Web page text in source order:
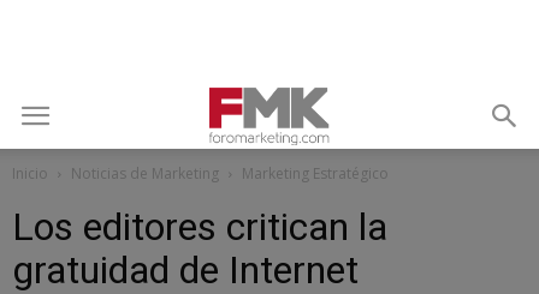
Inicio Noticias de Marketing Marketing Estratégico
Los editores critican la
gratuidad de Internet